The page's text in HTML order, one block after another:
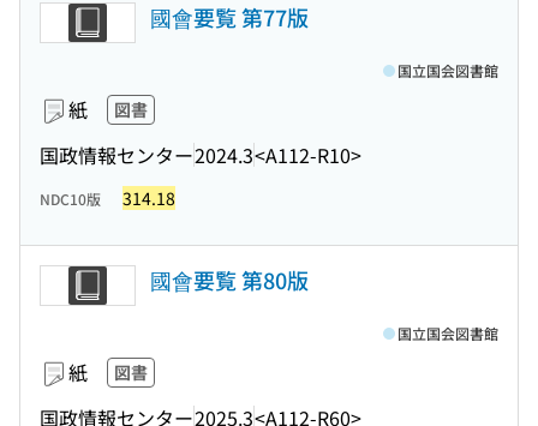
國會要覧 第77版
紙 図書
国政情報センター2024.3<A112-R10>
国立国会図書館
NDC10版 314.18
國會要覧 第80版
紙 図書
国政情報センター2025.3<A112-R60>
国立国会図書館